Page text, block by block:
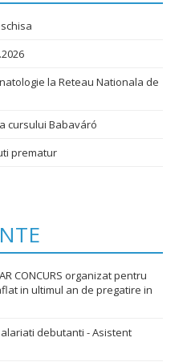
la Reteau Nationala de
cursului Babaváró
prematur
CONCURS organizat pentru
in ultimul an de pregatire in
debutanti - Asistent